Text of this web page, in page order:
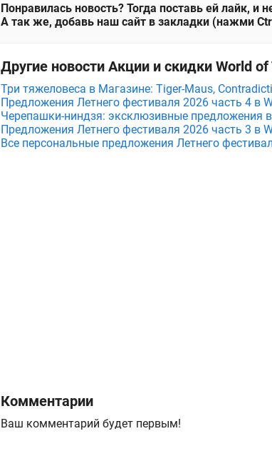
Понравилась новость? Тогда поставь ей лайк, и
А так же, добавь наш сайт в закладки (нажми
Другие новости Акции и скидки World of
Три тяжеловеса в Магазине: Tiger-Maus,
Предложения Летнего фестиваля 2026 часть 4 в
Черепашки-ниндзя: эксклюзивные предложения
Предложения Летнего фестиваля 2026 часть 3 в
Все персональные предложения Летнего
Комментарии
Ваш комментарий будет первым!